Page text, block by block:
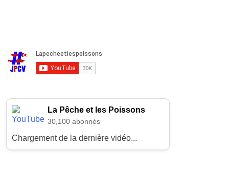
La Pêche et les Poissons
30,100 abonnés
Chargement de la dernière vidéo...